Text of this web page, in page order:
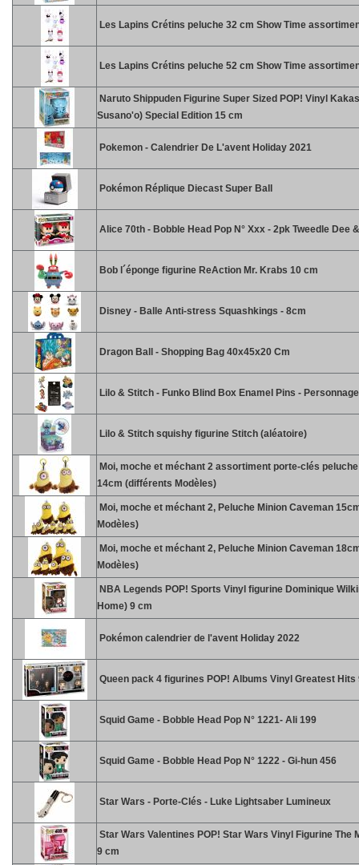
Les Lapins Crétins peluche 32 cm Show Time
Les Lapins Crétins peluche 52 cm Show Time
Naruto Shippuden Figurine Super Sized POP! Vinyl
Susano'o) Special Edition 15 cm
Pokemon - Calendrier De L'avent Holiday 2021
Pokémon Réplique Diecast Super Ball
Alice 70th - Bobble Head Pop N° Xxx - 2pk Tweedle Dee
Bob l´éponge figurine ReAction Mr. Krabs 10 cm
Disney - Balle Anti-stress Squashkings - 8cm
Dragon Ball - Shopping Bag 40x45x20 Cm
Lilo & Stitch - Funko Blind Box Enamel Pins -
Lilo & Stitch squishy figurine Stitch (aléatoire)
Moi, moche et méchant 2 assortiment porte-clés
14cm (différents Modèles)
Moi, moche et méchant 2, Peluche Minion Caveman
Modèles)
Moi, moche et méchant 2, Peluche Minion Caveman
Modèles)
NBA Legends POP! Sports Vinyl figurine Dominique
Home) 9 cm
Pokémon calendrier de l'avent Holiday 2022
Queen pack 4 figurines POP! Albums Vinyl Greatest Hits
Squid Game - Bobble Head Pop N° 1221- Ali 199
Squid Game - Bobble Head Pop N° 1222 - Gi-hun 456
Star Wars - Porte-Clés - Luke Lightsaber Lumineux
Star Wars Valentines POP! Star Wars Vinyl Figurine The
9 cm